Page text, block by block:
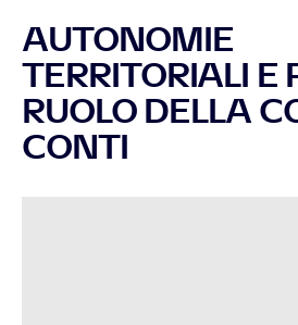
AUTONOMIE
TERRITORIALI E
RUOLO DELLA
CONTI